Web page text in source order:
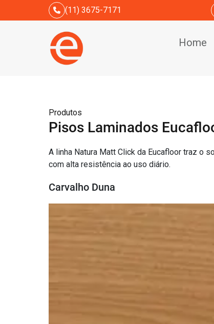
(11) 3675-7171
Home
Produtos
Pisos Laminados
A linha Natura Matt Click da Eucafloor traz o
com alta resistência ao uso diário.
Carvalho Duna